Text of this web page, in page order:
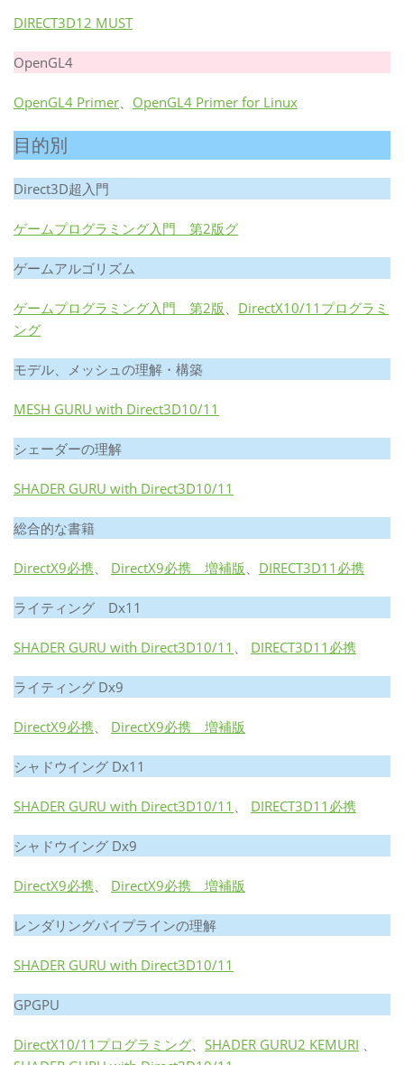
DIRECT3D12 MUST
OpenGL4
OpenGL4 Primer、 OpenGL4 Primer for Linux
目的別
Direct3D超入門
ゲームプログラミング入門 第2版グ
ゲームアルゴリズム
ゲームプログラミング入門 第2版、 DirectX10/11プログラミ
ング
モデル、メッシュの理解・構築
MESH GURU with Direct3D10/11
シェーダーの理解
SHADER GURU with Direct3D10/11
総合的な書籍
DirectX9必携、 DirectX9必携 増補版、 DIRECT3D11必携
ライティング Dx11
SHADER GURU with Direct3D10/11 、 DIRECT3D11必携
ライティング Dx9
DirectX9必携、 DirectX9必携 増補版
シャドウイング Dx11
SHADER GURU with Direct3D10/11 、 DIRECT3D11必携
シャドウイング Dx9
DirectX9必携、 DirectX9必携 増補版
レンダリングパイプラインの理解
SHADER GURU with Direct3D10/11
GPGPU
DirectX10/11プログラミング、 SHADER GURU2 KEMURI 、